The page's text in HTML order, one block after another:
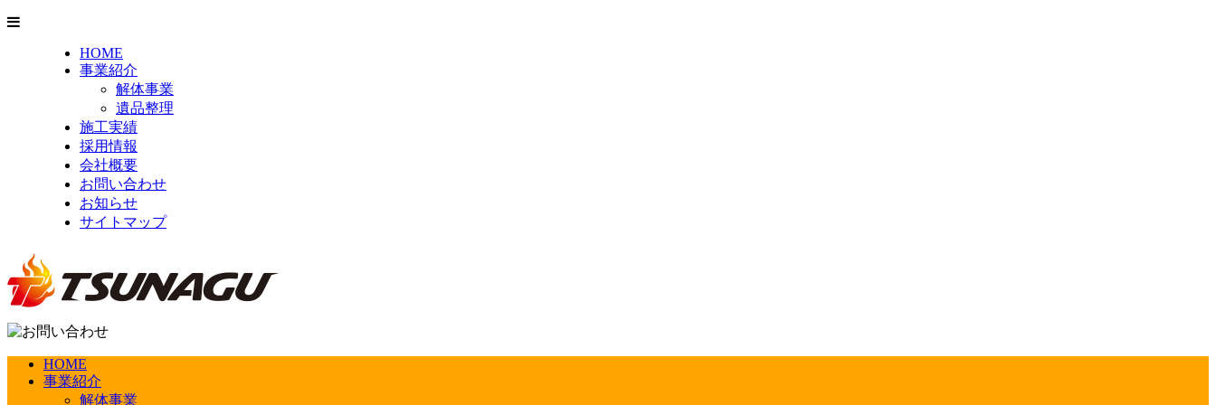
HOME
事業紹介
解体事業
遺品整理
施工実績
採用情報
会社概要
お問い合わせ
お知らせ
サイトマップ
HOME
事業紹介
解体事業